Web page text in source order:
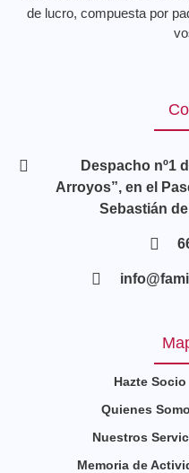
de lucro, compuesta por
Despacho nº1
Arroyos”, en el
Sebastián
Hazte Socio
Quienes
Nuestros
Memoria de